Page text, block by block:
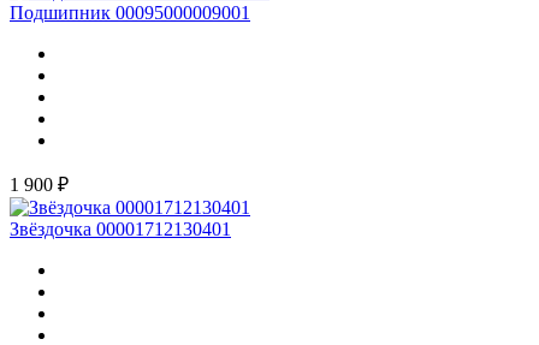
Подшипник 00095000009001
1 900 ₽
Звёздочка 00001712130401